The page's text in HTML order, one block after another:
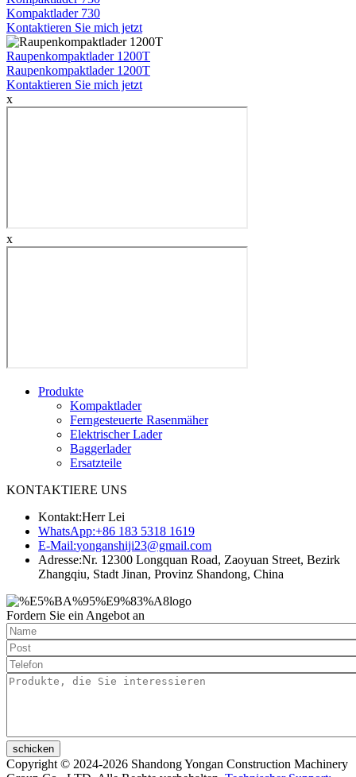
Kompaktlader 730
Kontaktieren Sie mich jetzt
Raupenkompaktlader 1200T
Raupenkompaktlader 1200T
Kontaktieren Sie mich jetzt
x
x
Produkte
Kompaktlader
Ferngesteuerte Rasenmäher
Elektrischer Lader
Baggerlader
Ersatzteile
KONTAKTIERE UNS
Kontakt:Herr Lei
WhatsApp:+86 183 5318 1619
E-Mail:yonganshiji23@gmail.com
Adresse:Nr. 12300 Longquan Road, Zaoyuan Street, Bezirk
Zhangqiu, Stadt Jinan, Provinz Shandong, China
Fordern Sie ein Angebot an
schicken
Copyright © 2024-2026 Shandong Yongan Construction Machinery